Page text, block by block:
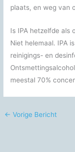
plaats, en weg van
Is IPA hetzelfde als
Niet helemaal. IPA
reinigings- en
meestal 70%
← Vorige Bericht